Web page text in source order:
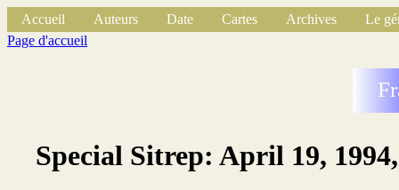
Accueil Auteurs Date Cartes Archives
Le
Page d'accueil
Special Sitrep: April 19,